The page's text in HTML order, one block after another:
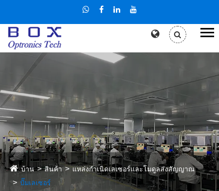
บ้าน สินค้า
แหล่งกำเนิดเลเซอร์และโมดูลส่งสัญญาณ
ปั๊มเลเซอร์